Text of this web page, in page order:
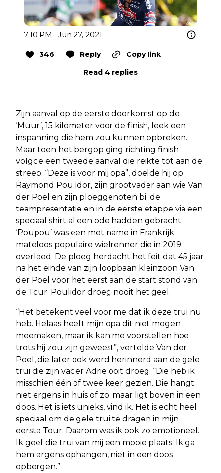
7:10 PM · Jun 27, 2021
346 Reply
Copy link
Read 4 replies
Zijn aanval op de eerste doorkomst op de
‘Muur’, 15 kilometer voor de finish, leek een
inspanning die hem zou kunnen opbreken.
Maar toen het bergop ging richting finish
volgde een tweede aanval die reikte tot aan de
streep. “Deze is voor mij opa”, doelde hij op
Raymond Poulidor, zijn grootvader aan wie Van
der Poel en zijn ploeggenoten bij de
teampresentatie en in de eerste etappe via een
speciaal shirt al een ode hadden gebracht.
‘Poupou’ was een met name in Frankrijk
mateloos populaire wielrenner die in 2019
overleed. De ploeg herdacht het feit dat 45 jaar
na het einde van zijn loopbaan kleinzoon Van
der Poel voor het eerst aan de start stond van
de Tour. Poulidor droeg nooit het geel.
“Het betekent veel voor me dat ik deze trui nu
heb. Helaas heeft mijn opa dit niet mogen
meemaken, maar ik kan me voorstellen hoe
trots hij zou zijn geweest”, vertelde Van der
Poel, die later ook werd herinnerd aan de gele
trui die zijn vader Adrie ooit droeg. “Die heb ik
misschien één of twee keer gezien. Die hangt
niet ergens in huis of zo, maar ligt boven in een
doos. Het is iets unieks, vind ik. Het is echt heel
speciaal om de gele trui te dragen in mijn
eerste Tour. Daarom was ik ook zo emotioneel.
Ik geef die trui van mij een mooie plaats. Ik ga
hem ergens ophangen, niet in een doos
opbergen.”